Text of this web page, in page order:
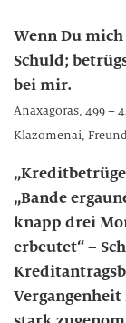
Wenn Du
Schuld;
bei mir.
Anaxagoras, 499 –
Klazomenai,
„Bande
knapp drei
erbeutet“ –